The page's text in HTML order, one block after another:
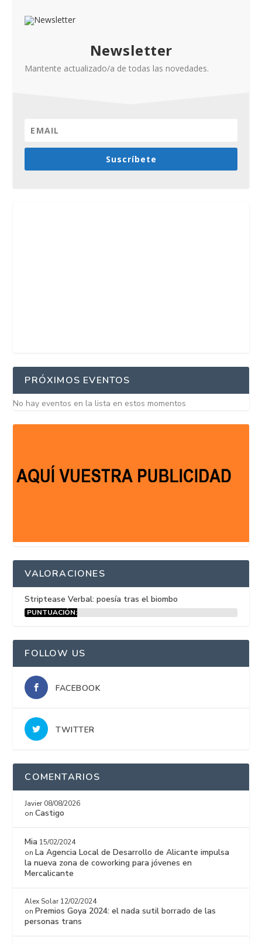
Newsletter
Mantente actualizado/a de todas las novedades.
Suscríbete
PRÓXIMOS EVENTOS
No hay eventos en la lista en estos momentos
VALORACIONES
Striptease Verbal: poesía tras el biombo
PUNTUACIÓN:
FOLLOW US
FACEBOOK
TWITTER
COMENTARIOS
Javier 08/08/2026
onCastigo
Mia 15/02/2024
on La Agencia Local de Desarrollo de Alicante impulsa
la nueva zona de coworking para jóvenes en
Mercalicante
Alex Solar 12/02/2024
on Premios Goya 2024: el nada sutil borrado de las
personas trans